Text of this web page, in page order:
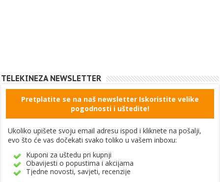
TELEKINEZA NEWSLETTER
Pretplatite se na naš newsletter Iskoristite velike
pogodnosti i uštedite!
Ukoliko upišete svoju email adresu ispod i kliknete na pošalji,
evo što će vas dočekati svako toliko u vašem inboxu:
Kuponi za uštedu pri kupnji
Obavijesti o popustima i akcijama
Tjedne novosti, savjeti, recenzije